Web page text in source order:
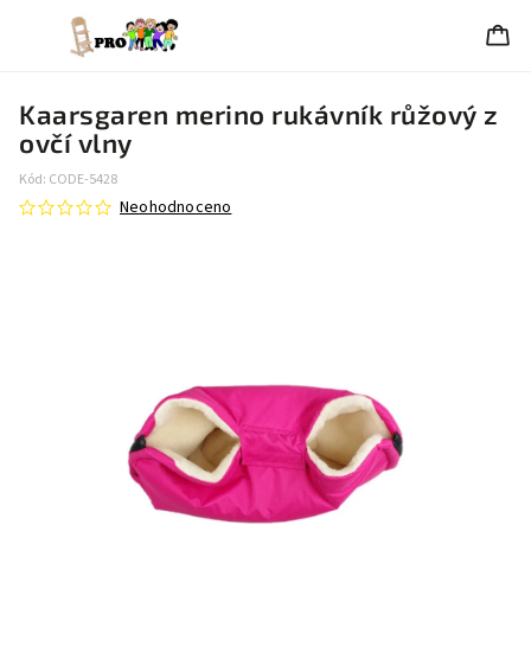
Kaarsgaren merino rukávník růžový z
ovčí vlny
Kód: CODE-5428
Neohodnoceno